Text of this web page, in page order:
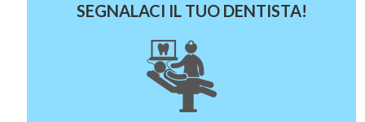
SEGNALACI IL TUO DENTISTA!